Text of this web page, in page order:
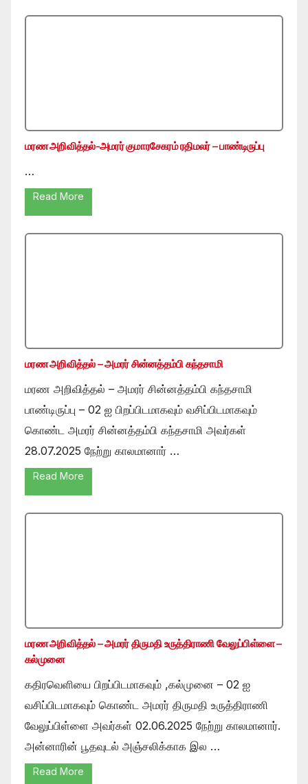
மரண அறிவித்தல்-அமரர் குமாரசேகரம் ரதிமலர் – பாண்டிருப்பு
…
Read More
மரண அறிவித்தல் – அமரர் சின்னத்தம்பி கந்தசாமி
மரண அறிவித்தல் – அமரர் சின்னத்தம்பி கந்தசாமி
பாண்டிருப்பு – 02 ஐ பிறப்பிடமாகவும் வசிப்பிடமாகவும்
கொண்ட அமரர் சின்னத்தம்பி கந்தசாமி அவர்கள்
28.07.2025 நேற்று காலமானார் …
Read More
மரண அறிவித்தல் – அமரர் திருமதி உருத்திராணி வேலுப்பிள்ளை –
கல்முனை
கதிரவெளியை பிறப்பிடமாகவும் ,கல்முனை – 02 ஐ
வசிப்பிடமாகவும் கொண்ட அமரர் திருமதி உருத்திராணி
வேலுப்பிள்ளை அவர்கள் 02.06.2025 நேற்று காலமானார்.
அன்னாரின் பூதவுடல் அஞ்சலிக்காக இல …
Read More